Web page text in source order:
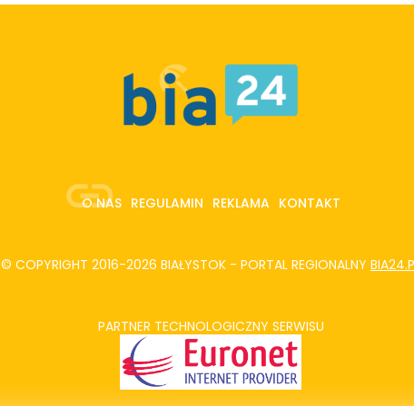
O NAS REGULAMIN REKLAMA KONTAKT
© COPYRIGHT 2016-2026 BIAŁYSTOK - PORTAL REGIONALNY
PARTNER TECHNOLOGICZNY SERWISU